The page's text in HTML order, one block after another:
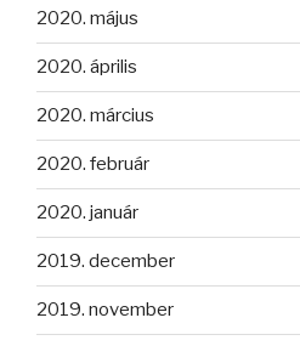
2020. május
2020. április
2020. március
2020. február
2020. január
2019. december
2019. november